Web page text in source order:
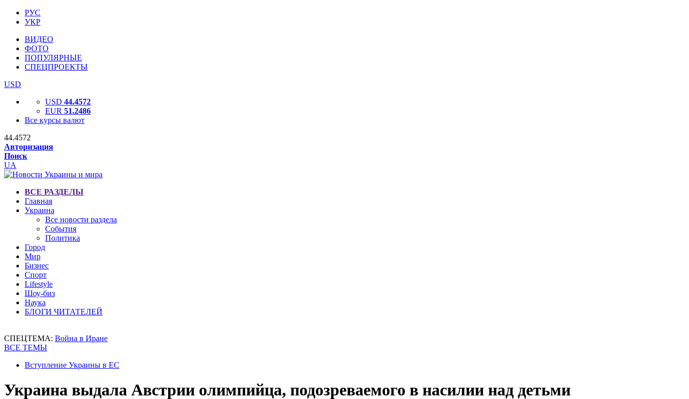
РУС
УКР
ВИДЕО
ФОТО
ПОПУЛЯРНЫЕ
СПЕЦПРОЕКТЫ
USD
USD 44.4572
EUR 51.2486
Все курсы валют
44.4572
Авторизация
Поиск
UA
ВСЕ РАЗДЕЛЫ
Главная
Украина
Все новости раздела
События
Политика
Город
Мир
Бизнес
Спорт
Lifestyle
Шоу-биз
Наука
БЛОГИ ЧИТАТЕЛЕЙ
СПЕЦТЕМА: Война в Иране
ВСЕ ТЕМЫ
Вступление Украины в ЕС
Украина выдала Австрии олимпийца, подозреваемого в насилии над детьми